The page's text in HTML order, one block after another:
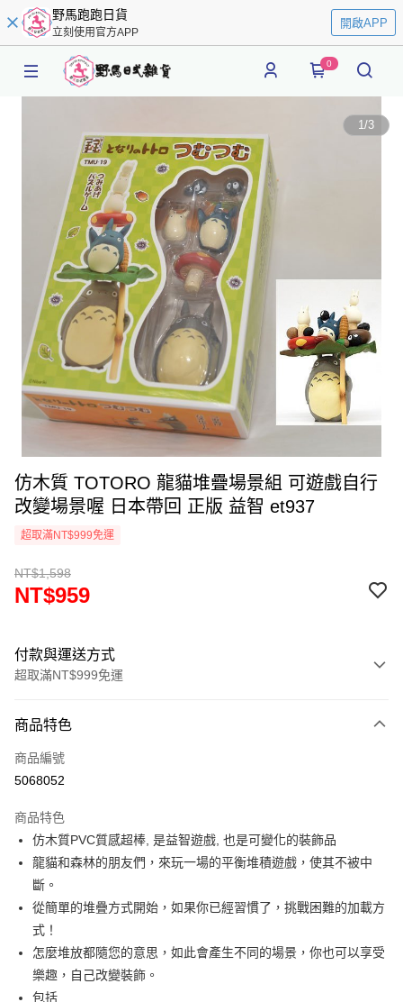
野馬跑跑日貨
立刻使用官方APP
開啟APP
0
1/3
仿木質 TOTORO 龍貓堆疊場景組 可遊戲自行
改變場景喔 日本帶回 正版 益智 et937
超取滿NT$999免運
NT$1,598
NT$959
付款與運送方式
超取滿NT$999免運
信用卡一次付款
信用卡分期付款
合作金庫商業銀行
華南商業銀行
彰化商業銀行
上海商業儲蓄銀行
台北富邦商業銀行
國泰世華商業銀行
臺灣中小企業銀行
台中商業銀行
匯豐（台灣）商業銀行
聯邦商業銀行
元大商業銀行
永豐商業銀行
玉山商業銀行
台新國際商業銀行
超商取貨付款
LINE Pay
Apple Pay
街口支付
Google Pay
商品特色
商品編號
5068052
商品特色
仿木質PVC質感超棒, 是益智遊戲, 也是可變化的裝飾品
龍貓和森林的朋友們，來玩一場的平衡堆積遊戲，使其不被中
斷。
從簡單的堆疊方式開始，如果你已經習慣了，挑戰困難的加載方
式！
怎麼堆放都隨您的意思，如此會產生不同的場景，你也可以享受
樂趣，自己改變裝飾。
包括